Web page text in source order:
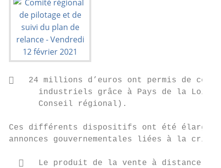
   24 millions d’euros ont permis de
industriels grâce à Pays de la
      Conseil régional).
Ces différents dispositifs ont été élargis
annonces gouvernementales liées à la
   Le produit de la vente à distance